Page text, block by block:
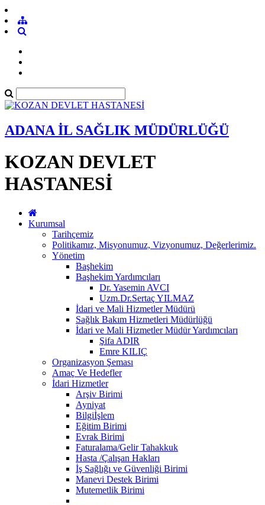
ADANA İL SAĞLIK MÜDÜRLÜĞÜ
KOZAN DEVLET
HASTANESİ
Kurumsal
Tarihçemiz
Politikamız, Misyonumuz, Vizyonumuz, Değerlerimiz.
Yönetim
Başhekim
Başhekim Yardımcıları
Dr. Yasemin AVCI
Uzm.Dr.Sertaç YILMAZ
İdari ve Mali Hizmetler Müdürü
Sağlık Bakım Hizmetleri Müdürlüğü
İdari ve Mali Hizmetler Müdür Yardımcıları
Şifa ADIR
Emre KILIÇ
Organizasyon Şeması
Amaç Ve Hedefler
İdari Hizmetler
Arşiv Birimi
Ayniyat
Bilgiİşlem
Eğitim Birimi
Evrak Birimi
Faturalama/Gelir Tahakkuk
Hasta /Çalışan Hakları
İş Sağlığı ve Güvenliği Birimi
Manevi Destek Birimi
Mutemetlik Birimi